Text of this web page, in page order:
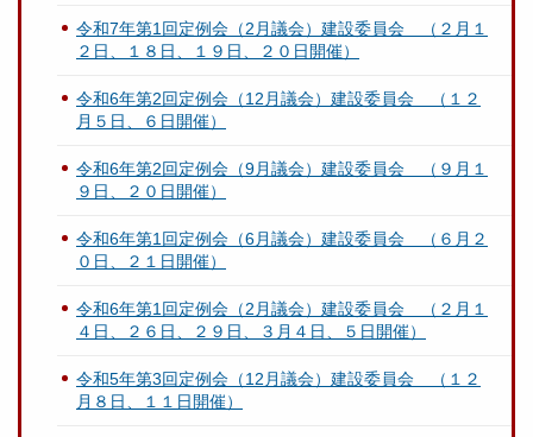
令和7年第1回定例会（2月議会）建設委員会 （２月１
２日、１８日、１９日、２０日開催）
令和6年第2回定例会（12月議会）建設委員会 （１２
月５日、６日開催）
令和6年第2回定例会（9月議会）建設委員会 （９月１
９日、２０日開催）
令和6年第1回定例会（6月議会）建設委員会 （６月２
０日、２１日開催）
令和6年第1回定例会（2月議会）建設委員会 （２月１
４日、２６日、２９日、３月４日、５日開催）
令和5年第3回定例会（12月議会）建設委員会 （１２
月８日、１１日開催）